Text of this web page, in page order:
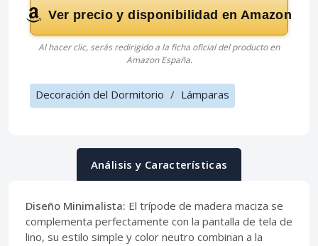
Ver precio y disponibilidad en Amazon
Al hacer clic, serás redirigido a la ficha oficial del producto en
Amazon España.
Decoración del Dormitorio / Lámparas
Análisis y Características
Diseño Minimalista: El trípode de madera maciza se
complementa perfectamente con la pantalla de tela de
lino, su estilo simple y color neutro combinan a la